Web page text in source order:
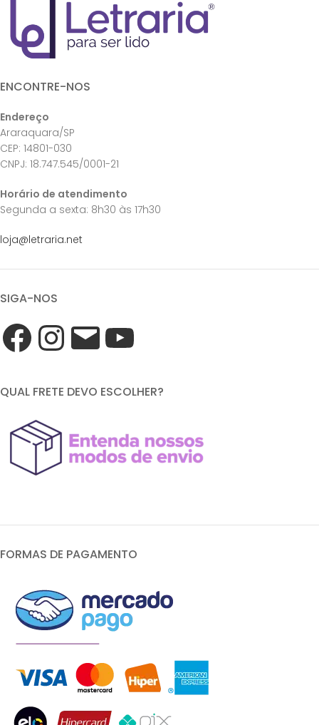
ENCONTRE-NOS
Endereço
Araraquara/SP
CEP: 14801-030
CNPJ: 18.747.545/0001-21
Horário de atendimento
Segunda a sexta: 8h30 às 17h30
loja@letraria.net
SIGA-NOS
QUAL FRETE DEVO ESCOLHER?
FORMAS DE PAGAMENTO